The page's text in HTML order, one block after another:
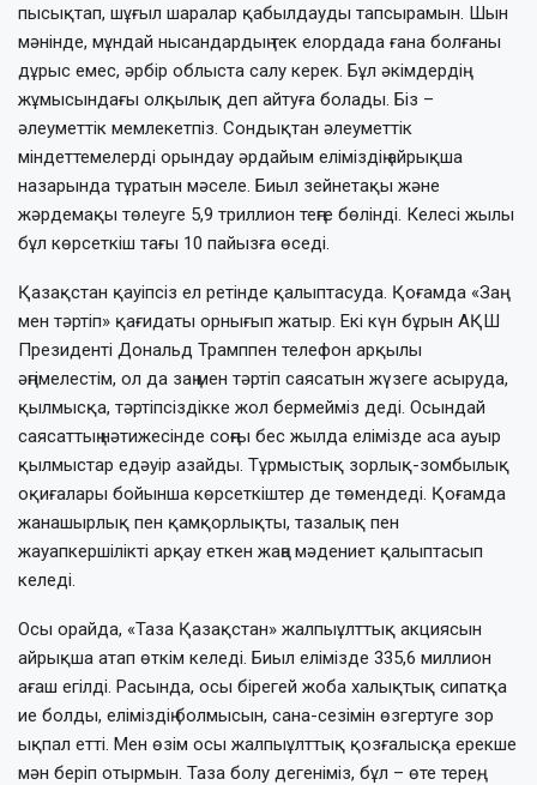
пысықтап, шұғыл шаралар қабылдауды тапсырамын. Шын
мәнінде, мұндай нысандардың тек елордада ғана болғаны
дұрыс емес, әрбір облыста салу керек. Бұл әкімдердің
жұмысындағы олқылық деп айтуға болады. Біз –
әлеуметтік мемлекетпіз. Сондықтан әлеуметтік
міндеттемелерді орындау әрдайым еліміздің айрықша
назарында тұратын мәселе. Биыл зейнетақы және
жәрдемақы төлеуге 5,9 триллион теңге бөлінді. Келесі жылы
бұл көрсеткіш тағы 10 пайызға өседі.
Қазақстан қауіпсіз ел ретінде қалыптасуда. Қоғамда «Заң
мен тәртіп» қағидаты орнығып жатыр. Екі күн бұрын АҚШ
Президенті Дональд Трамппен телефон арқылы
әңгімелестім, ол да заң мен тәртіп саясатын жүзеге асыруда,
қылмысқа, тәртіпсіздікке жол бермейміз деді. Осындай
саясаттың нәтижесінде соңғы бес жылда елімізде аса ауыр
қылмыстар едәуір азайды. Тұрмыстық зорлық-зомбылық
оқиғалары бойынша көрсеткіштер де төмендеді. Қоғамда
жанашырлық пен қамқорлықты, тазалық пен
жауапкершілікті арқау еткен жаңа мәдениет қалыптасып
келеді.
Осы орайда, «Таза Қазақстан» жалпыұлттық акциясын
айрықша атап өткім келеді. Биыл елімізде 335,6 миллион
ағаш егілді. Расында, осы бірегей жоба халықтық сипатқа
ие болды, еліміздің болмысын, сана-сезімін өзгертуге зор
ықпал етті. Мен өзім осы жалпыұлттық қозғалысқа ерекше
мән беріп отырмын. Таза болу дегеніміз, бұл – өте терең,